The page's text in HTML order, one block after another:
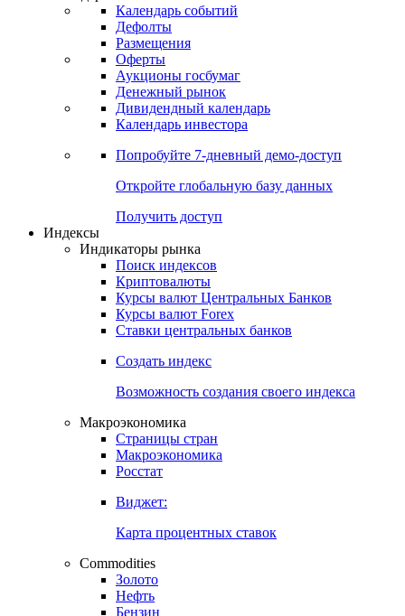
Откройте глобальную базу данных
Получить доступ
Календарь
Календарь событий
Дефолты
Размещения
Оферты
Денежный рынок
Календарь инвестора
Попробуйте7-дневный
Откройте глобальную базу данных
Получить доступ
Индикаторы рынка
Поиск индексов
Курсы валют Центральных Банков
Ставки центральных банков
Создать индекс
Возможность создания своего индекса
Страницы стран
Росстат
Виджет:
Карта процентных ставок